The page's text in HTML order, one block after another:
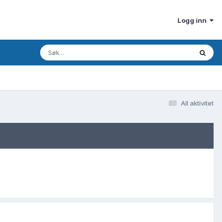
Logg inn
All aktivitet